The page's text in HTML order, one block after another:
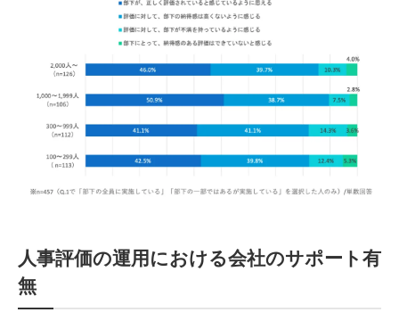
人事評価の運用における会社のサポート有
無